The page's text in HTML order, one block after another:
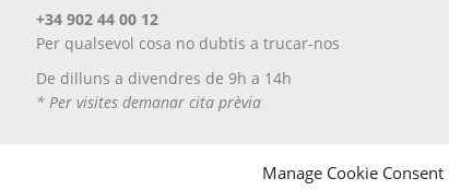
Manage Cookie Consent
+34 902 44 00 12
Per qualsevol cosa no dubtis a trucar-nos
De dilluns a divendres de 9h a 14h
* Per visites demanar cita prèvia